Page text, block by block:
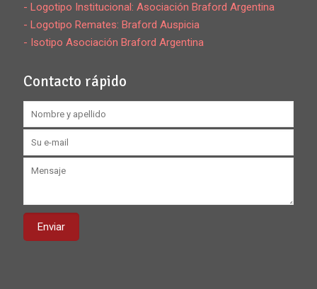
- Logotipo Institucional: Asociación Braford Argentina
- Logotipo Remates: Braford Auspicia
- Isotipo Asociación Braford Argentina
Contacto rápido